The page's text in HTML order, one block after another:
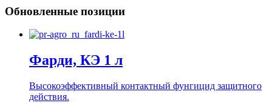
Обновленные позиции
Фарди, КЭ 1 л
Высокоэффективный контактный фунгицид защитного
действия.